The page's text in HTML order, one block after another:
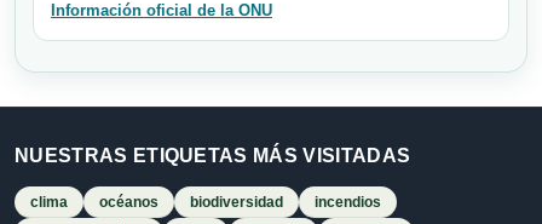
Información oficial de la ONU
NUESTRAS ETIQUETAS MÁS VISITADAS
clima océanos biodiversidad
incendios